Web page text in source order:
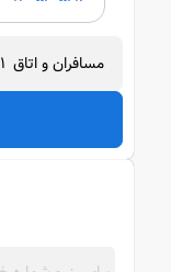
مسافران و اتاق 1